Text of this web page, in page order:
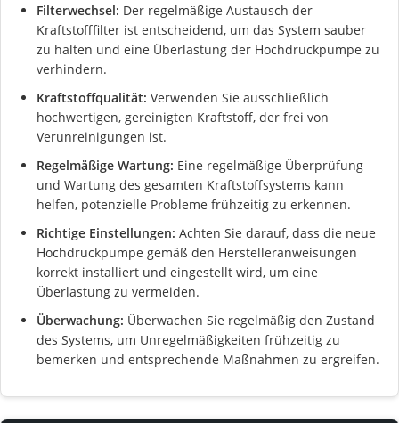
Filterwechsel: Der regelmäßige Austausch der
Kraftstofffilter ist entscheidend, um das System sauber
zu halten und eine Überlastung der Hochdruckpumpe zu
verhindern.
Kraftstoffqualität: Verwenden Sie ausschließlich
hochwertigen, gereinigten Kraftstoff, der frei von
Verunreinigungen ist.
Regelmäßige Wartung: Eine regelmäßige Überprüfung
und Wartung des gesamten Kraftstoffsystems kann
helfen, potenzielle Probleme frühzeitig zu erkennen.
Richtige Einstellungen: Achten Sie darauf, dass die neue
Hochdruckpumpe gemäß den Herstelleranweisungen
korrekt installiert und eingestellt wird, um eine
Überlastung zu vermeiden.
Überwachung: Überwachen Sie regelmäßig den Zustand
des Systems, um Unregelmäßigkeiten frühzeitig zu
bemerken und entsprechende Maßnahmen zu ergreifen.